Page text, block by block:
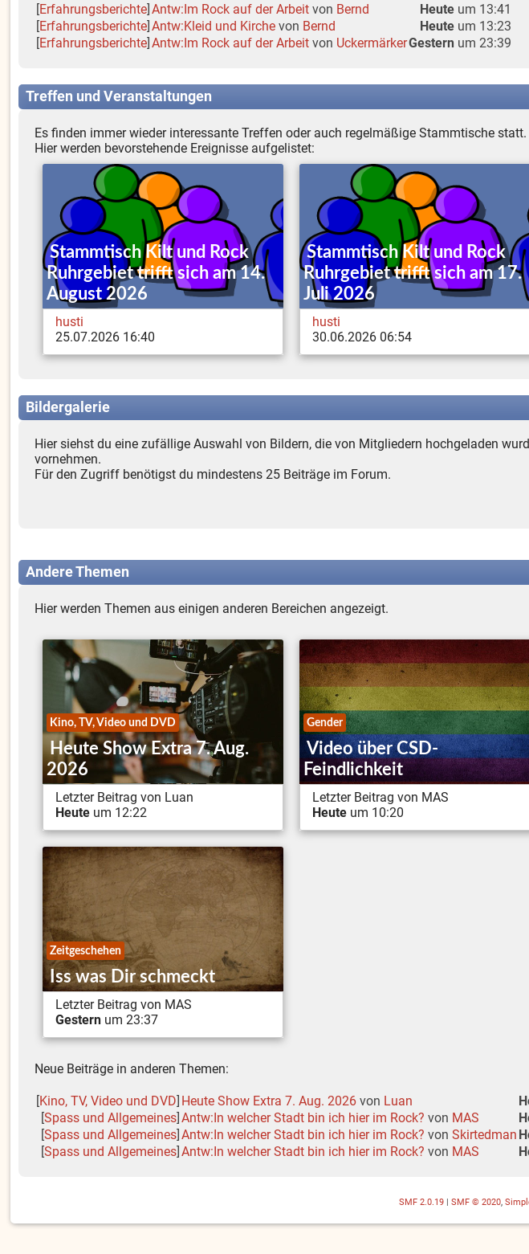
[Erfahrungsberichte] Antw:Im Rock auf der Arbeit von Bernd Heute um 13:41
[Erfahrungsberichte] Antw:Kleid und Kirche von Bernd Heute um 13:23
[Erfahrungsberichte] Antw:Im Rock auf der Arbeit von UckermärkerGestern um 23:39
Treffen und Veranstaltungen
Es finden immer wieder interessante Treffen oder auch regelmäßige Stammtische
Hier werden bevorstehende Ereignisse aufgelistet:
Stammtisch Kilt und Rock
Ruhrgebiet trifft sich am 14.
August 2026
husti
25.07.2026 16:40
Stammtisch Kilt und Rock
Ruhrgebiet trifft sich am 17.
Juli 2026
husti
30.06.2026 06:54
Bildergalerie
Hier siehst du eine zufällige Auswahl von Bildern, die von Mitgliedern hochgeladen
vornehmen.
Für den Zugriff benötigst du mindestens 25 Beiträge im Forum.
Andere Themen
Hier werden Themen aus einigen anderen Bereichen angezeigt.
Kino, TV, Video und DVD
Heute Show Extra 7. Aug.
2026
Letzter Beitrag von Luan
Heute um 12:22
Gender
Video über CSD-
Feindlichkeit
Letzter Beitrag von MAS
Heute um 10:20
Zeitgeschehen
Iss was Dir schmeckt
Letzter Beitrag von MAS
Gestern um 23:37
Neue Beiträge in anderen Themen:
[Kino, TV, Video und DVD] Heute Show Extra 7. Aug. 2026 von Luan
[Spass und Allgemeines] Antw:In welcher Stadt bin ich hier im Rock? von MAS
[Spass und Allgemeines] Antw:In welcher Stadt bin ich hier im Rock? vonSkirtedman
[Spass und Allgemeines] Antw:In welcher Stadt bin ich hier im Rock? von MAS
SMF 2.0.19| SMF © 2020,